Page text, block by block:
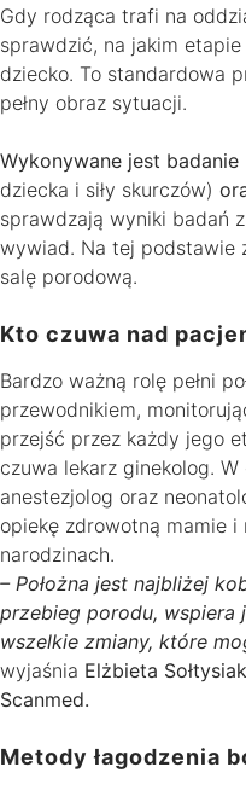
Gdy rodząca trafi na
sprawdzić, na jakim
dziecko. To standardowa
pełny obraz sytuacji.
Wykonywane jest badanie
dziecka i siły skurczów)
sprawdzają wyniki badań
wywiad. Na tej podstawie
salę porodową.
Kto czuwa nad
Bardzo ważną rolę pełni
przewodnikiem,
przejść przez każdy jego
czuwa lekarz ginekolog.
anestezjolog oraz
opiekę zdrowotną mamie
narodzinach.
– Położna jest najbliżej
przebieg porodu, wspiera
wszelkie zmiany, które
wyjaśnia Elżbieta
Scanmed.
Metody łagodzenia